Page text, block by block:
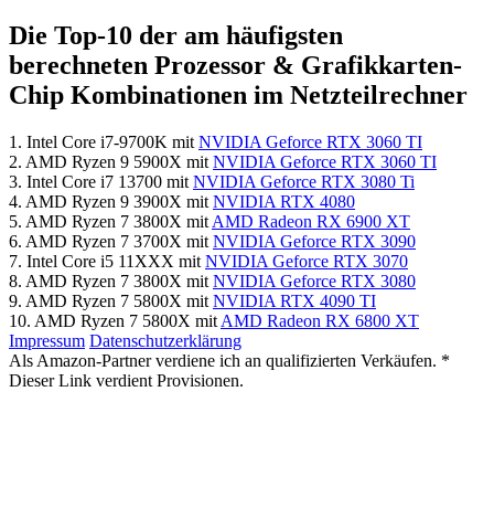
Die Top-10 der am häufigsten
berechneten Prozessor & Grafikkarten-
Chip Kombinationen im Netzteilrechner
1. Intel Core i7-9700K mit NVIDIA Geforce RTX 3060 TI
2. AMD Ryzen 9 5900X mit NVIDIA Geforce RTX 3060 TI
3. Intel Core i7 13700 mit NVIDIA Geforce RTX 3080 Ti
4. AMD Ryzen 9 3900X mit NVIDIA RTX 4080
5. AMD Ryzen 7 3800X mit AMD Radeon RX 6900 XT
6. AMD Ryzen 7 3700X mit NVIDIA Geforce RTX 3090
7. Intel Core i5 11XXX mit NVIDIA Geforce RTX 3070
8. AMD Ryzen 7 3800X mit NVIDIA Geforce RTX 3080
9. AMD Ryzen 7 5800X mit NVIDIA RTX 4090 TI
10. AMD Ryzen 7 5800X mit AMD Radeon RX 6800 XT
Impressum Datenschutzerklärung
Als Amazon-Partner verdiene ich an qualifizierten Verkäufen. *
Dieser Link verdient Provisionen.